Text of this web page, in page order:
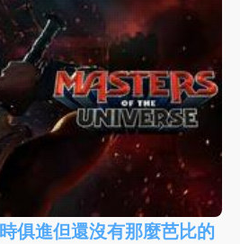
俱進但還沒有那麼芭比的